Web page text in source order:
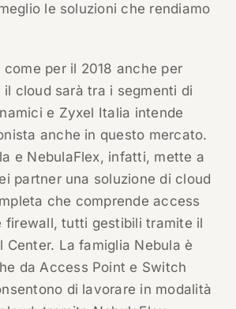
le soluzioni che rendiamo
per il 2018 anche per
il cloud sarà tra i segmenti di
e Zyxel Italia intende
anche in questo mercato.
e NebulaFlex, infatti, mette a
partner una soluzione di cloud
che comprende access
firewall, tutti gestibili tramite il
Center. La famiglia Nebula è
da Access Point e Switch
di lavorare in modalità